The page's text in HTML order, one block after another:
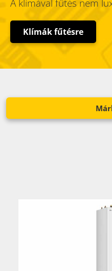
A klímával fűtés nem
Klímák fűtésre